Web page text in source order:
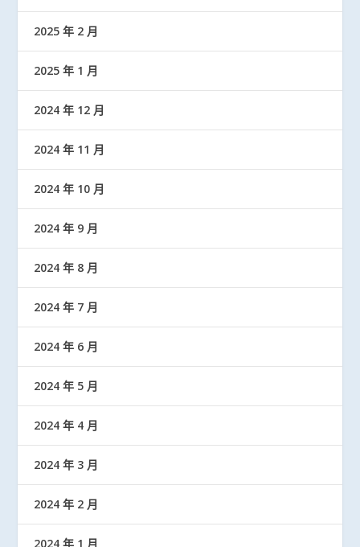
2025 年 2 月
2025 年 1 月
2024 年 12 月
2024 年 11 月
2024 年 10 月
2024 年 9 月
2024 年 8 月
2024 年 7 月
2024 年 6 月
2024 年 5 月
2024 年 4 月
2024 年 3 月
2024 年 2 月
2024 年 1 月